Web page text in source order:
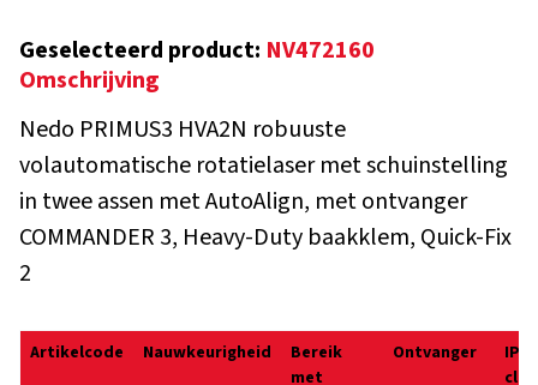
Geselecteerd product: NV472160
Omschrijving
Nedo PRIMUS3 HVA2N robuuste
volautomatische rotatielaser met schuinstelling
in twee assen met AutoAlign, met ontvanger
COMMANDER 3, Heavy-Duty baakklem, Quick-Fix
2
Artikelcode Nauwkeurigheid
Bereik
met
Ontvanger
IP-